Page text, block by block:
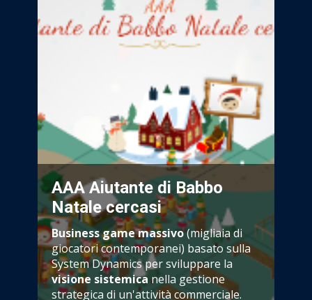
AAA Aiutante di Babbo
Natale cercasi
Business game massivo(migliaia di
giocatori contemporanei) basato sulla
System Dynamics per sviluppare la
visione sistemica nella gestione
strategica di un'attività commerciale.